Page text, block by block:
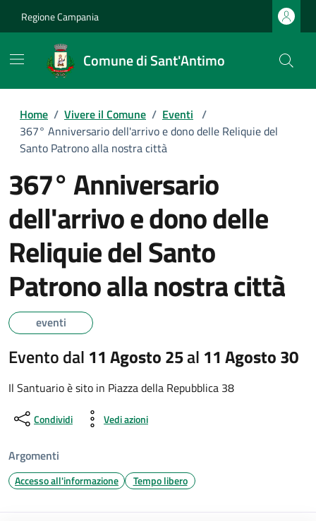
Regione Campania
Comune di Sant'Antimo
Home / Vivere il Comune / Eventi /
367° Anniversario dell'arrivo e dono delle Reliquie del
Santo Patrono alla nostra città
367° Anniversario
dell'arrivo e dono delle
Reliquie del Santo
Patrono alla nostra città
eventi
Evento dal 11 Agosto 25al 11 Agosto 30
Il Santuario è sito in Piazza della Repubblica 38
Condividi Vedi azioni
Argomenti
Accesso all'informazione Tempo libero